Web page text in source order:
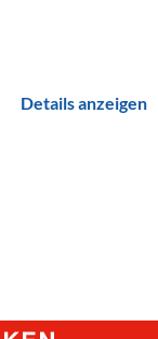
Details anzeigen